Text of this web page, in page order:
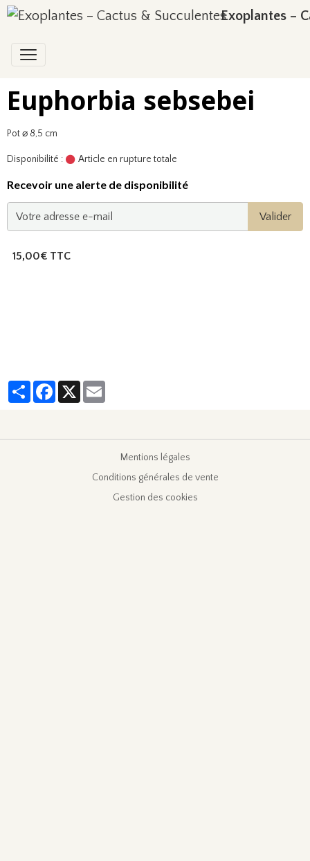
Exoplantes –
Euphorbia sebsebei
Pot ⌀ 8,5 cm
Disponibilité : Article en rupture totale
Recevoir une alerte de disponibilité
Valider
15,00€ TTC
PartagerFacebook
X
Mentions légales
Conditions générales de vente
Gestion des cookies